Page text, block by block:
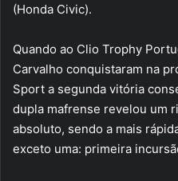
(Honda Civic).
Quando ao Clio Trophy
Carvalho conquistaram na
Sport a segunda vitória
dupla mafrense revelou um
absoluto, sendo a mais
exceto uma: primeira